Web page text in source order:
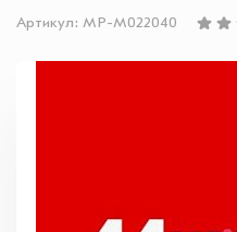
Артикул: MP-M022040